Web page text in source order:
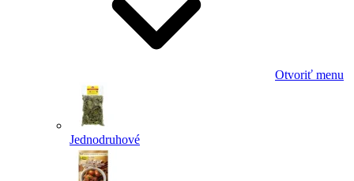
Otvoriť menu
Jednodruhové